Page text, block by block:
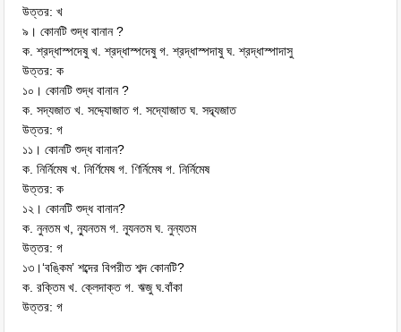
উত্তর: খ
৯। কোনটি শুদ্ধ বানান ?
ক. শ্রদ্ধাস্পদেষু খ. শ্রদ্ধাস্পদেষু গ. শ্রদ্ধাস্পদাষু ঘ. শ্রদ্ধাস্পাদাসু
উত্তর: ক
১০। কোনটি শুদ্ধ বানান ?
ক. সদ্যজাত খ. সদ্দ্যোজাত গ. সদ্যোজাত ঘ. সদ্ব্যজাত
উত্তর: গ
১১। কোনটি শুদ্ধ বানান?
ক. নির্নিমেষ খ. নির্ণিমেষ গ. ণির্নিমেষ গ. নির্নিমেষ
উত্তর: ক
১২। কোনটি শুদ্ধ বানান?
ক. নুনতম খ, ন্যুনতম গ. ন্যূনতম ঘ. নুন্যতম
উত্তর: গ
১৩।‘বঙ্কিম’ শব্দের বিপরীত শব্দ কোনটি?
ক. রক্তিম খ. ক্লেদাক্ত গ. ঋজু ঘ.বাঁকা
উত্তর: গ